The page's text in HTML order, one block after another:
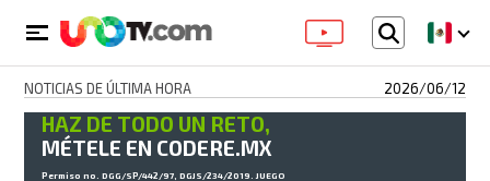
NOTICIAS DE ÚLTIMA HORA 2026/06/12
HAZ DE TODO UN RETO,
MÉTELE EN CODERE.MX
Permiso no. DGG/SP/442/97, DGJS/234/2019. JUEGO